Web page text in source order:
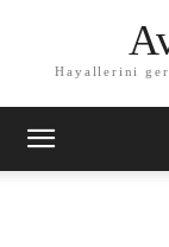
Hayallerini